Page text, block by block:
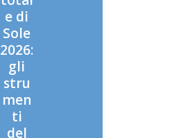
e di
Sole
2026:
gli
stru
men
ti
del